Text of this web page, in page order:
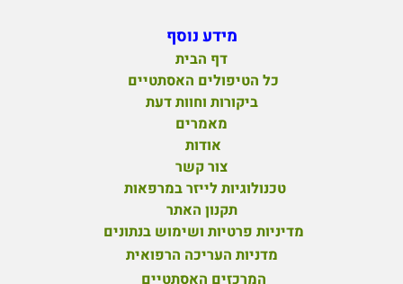
מידע נוסף
דף הבית
כל הטיפולים האסתטיים
ביקורות וחוות דעת
מאמרים
אודות
צור קשר
טכנולוגיות לייזר במרפאות
תקנון האתר
מדיניות פרטיות ושימוש בנתונים
מדניות העריכה הרפואית
המרכזים האסתטיים